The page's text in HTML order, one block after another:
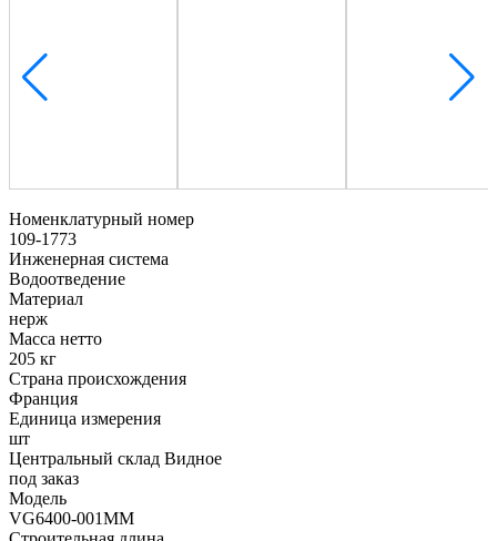
Номенклатурный номер
109-1773
Инженерная система
Водоотведение
Материал
нерж
Масса нетто
205 кг
Страна происхождения
Франция
Единица измерения
шт
Центральный склад Видное
под заказ
Модель
VG6400-001MM